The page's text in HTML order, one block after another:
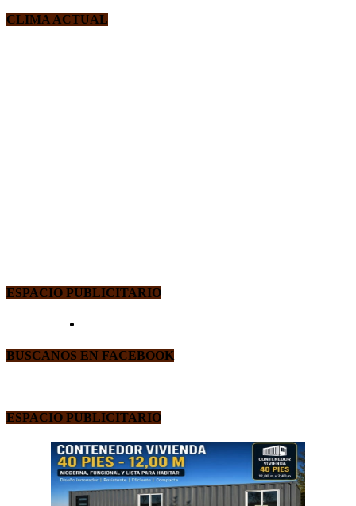
CLIMA ACTUAL
ESPACIO PUBLICITARIO
BUSCANOS EN FACEBOOK
ESPACIO PUBLICITARIO